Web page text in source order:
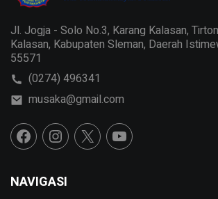
Jl. Jogja - Solo No.3, Karang Kalasan,
Kalasan, Kabupaten Sleman, Daerah
55571
(0274) 496341
musaka@gmail.com
NAVIGASI